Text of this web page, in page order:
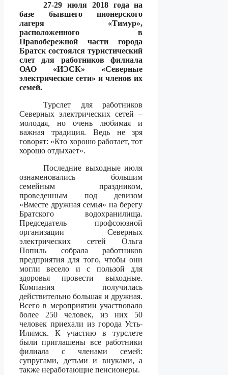
27-29 июля 2018 года на
базе бывшего пионерского
лагеря «Тимур»,
расположенного в
Правобережной части города
Братск состоялся туристический
слет для работников филиала
ОАО «ИЭСК» «Северные
электрические сети» и членов их
семей.
Турслет для работников
Северных электрических сетей –
молодая, но очень любимая и
важная традиция. Ведь не зря
говорят: «Кто хорошо работает, тот
хорошо отдыхает».
Последние выходные июля
ознаменовались большим
семейным праздником,
проведенным под девизом
«Вместе дружная семья» на берегу
Братского водохранилища.
Председатель профсоюзной
организации Северных
электрических сетей Ольга
Попиль собрала работников
предприятия для того, чтобы они
могли весело и с пользой для
здоровья провести выходные.
Компания получилась
действительно большая и дружная.
Всего в мероприятии участвовало
более 250 человек, из них 50
человек приехали из города Усть-
Илимск. К участию в турслете
были приглашены все работники
филиала с членами семей:
супругами, детьми и внуками, а
также неработающие пенсионеры.